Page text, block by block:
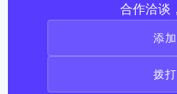
合作洽谈
添
拨